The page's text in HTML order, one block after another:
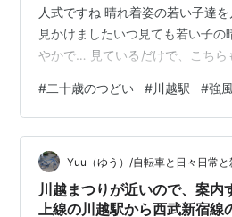
人式ですね 晴れ着姿の若い子達
見かけましたいつ見ても若い子
やかで… 見ているだけで、こちら
て観光客… 川越駅はいつも以上に
すこの強風で電車が止まらない
今日もお付き合いいただきあり
#二十歳のつどい #川越駅 #強
Yuu（ゆう）/自転車と日々日常と
川越まつりが近いので、案内
上線の川越駅から西武新宿線